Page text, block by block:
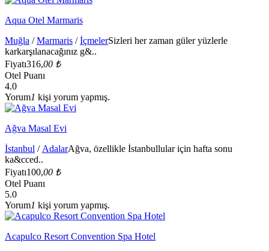
Aqua Otel Marmaris
Muğla /Marmaris /İçmelerSizleri her zaman güler yüzlerle
karkarşılanacağınız g&..
Fiyatı316,00 ₺
Otel Puanı
4.0
Yorum1 kişi yorum yapmış.
Ağva Masal Evi
İstanbul / AdalarAğva, özellikle İstanbullular için hafta sonu
ka&cced..
Fiyatı100,00 ₺
Otel Puanı
5.0
Yorum1 kişi yorum yapmış.
Acapulco Resort Convention Spa Hotel